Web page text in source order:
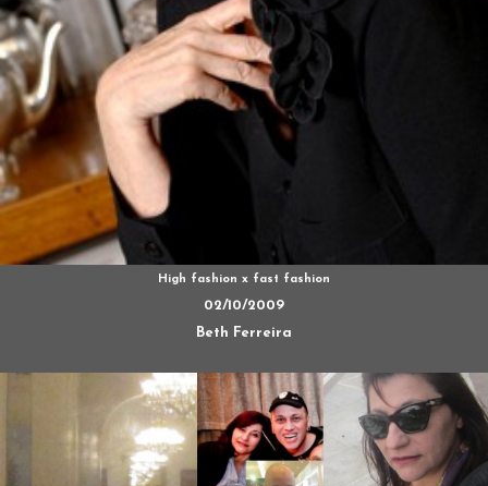
High fashion x fast fashion
02/10/2009
Beth Ferreira